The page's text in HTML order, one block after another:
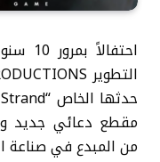
من المبدع في صناعة